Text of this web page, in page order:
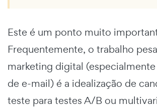
Este é um ponto muito
Frequentemente, o trabalho
marketing digital
de e-mail) é a idealização de
teste para testes A/B ou